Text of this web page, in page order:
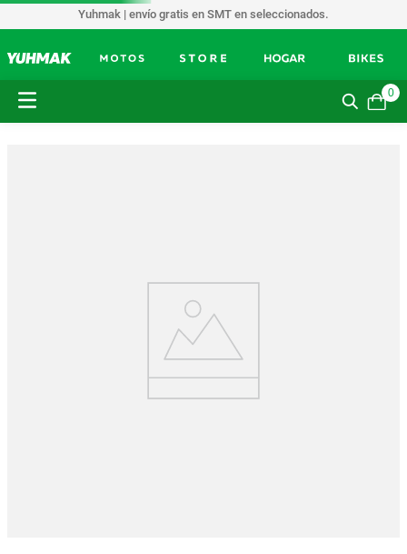
Yuhmak | envío gratis en SMT en seleccionados.
0